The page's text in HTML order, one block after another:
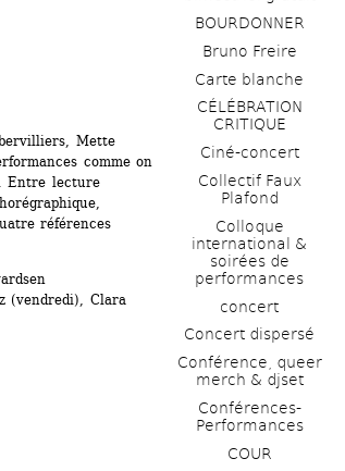
Mette
comme on
Entre lecture
références
(vendredi), Clara
BOURDONNER
Bruno Freire
Carte blanche
CÉLÉBRATION
CRITIQUE
Ciné-concert
Collectif Faux
Plafond
Colloque
international &
soirées de
performances
concert
Concert dispersé
Conférence, queer
merch & djset
Conférences-
Performances
COUR